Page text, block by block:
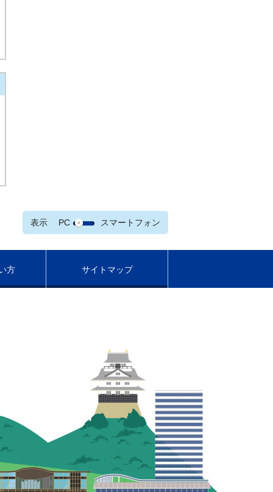
表示 PC スマートフォン
方 サイトマップ